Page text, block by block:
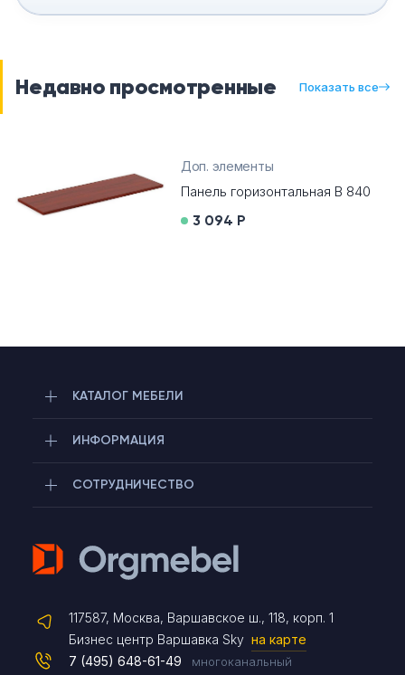
Недавно просмотренные Показать все
Доп. элементы
Панель горизонтальная B 840
3 094 Р
КАТАЛОГ МЕБЕЛИ
ИНФОРМАЦИЯ
СОТРУДНИЧЕСТВО
117587, Москва, Варшавское ш., 118, корп. 1
Бизнес центр Варшавка Sky на карте
7 (495) 648-61-49
многоканальный
Telegram
Max